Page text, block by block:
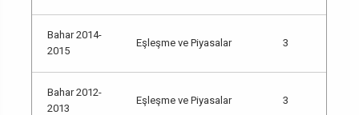
Bahar 2014-
2015
Eşleşme ve Piyasalar 3
Bahar 2012-
2013
Eşleşme ve Piyasalar 3